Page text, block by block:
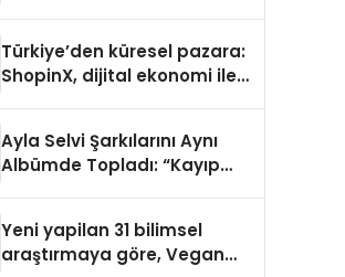
Türkiye’den küresel pazara:
ShopinX, dijital ekonomi ile
Ayla Selvi Şarkılarını Aynı
Albümde Topladı: “Kayıp
Yeni yapilan 31 bilimsel
araştırmaya göre, Vegan